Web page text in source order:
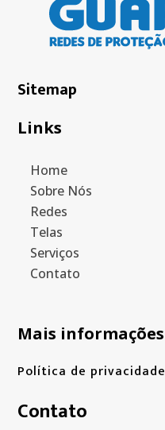
Sitemap
Links
Home
Sobre Nós
Redes
Telas
Serviços
Contato
Mais informações
Política de privacidade
Contato